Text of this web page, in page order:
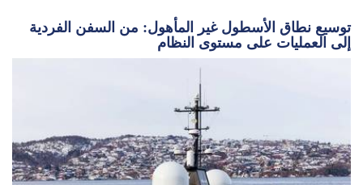
توسيع نطاق الأسطول غير المأهول: من السفن الفردية
إلى العمليات على مستوى النظام